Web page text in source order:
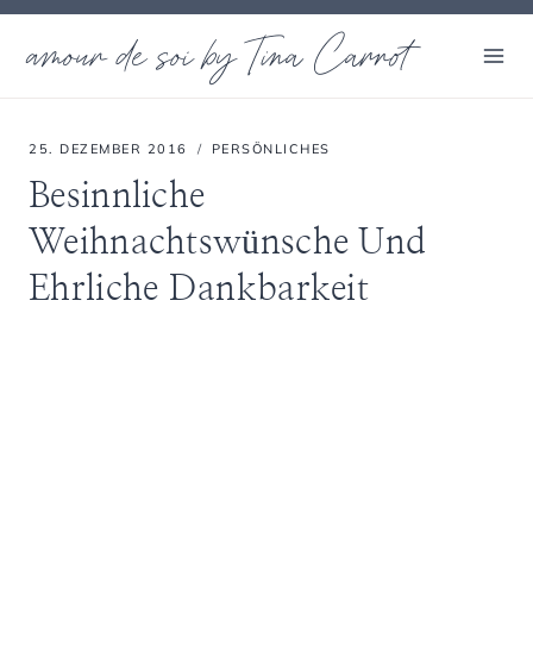
Zum
Inhaltamour de soi by Tina Carrot
25. DEZEMBER 2016 PERSÖNLICHES
Besinnliche
Weihnachtswünsche Und
Ehrliche Dankbarkeit